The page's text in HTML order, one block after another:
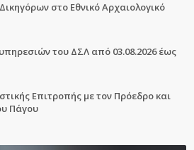
στο Εθνικό Αρχαιολογικό
του ΔΣΛ από 03.08.2026 έως
Επιτροπής με τον Πρόεδρο και
Πάγου